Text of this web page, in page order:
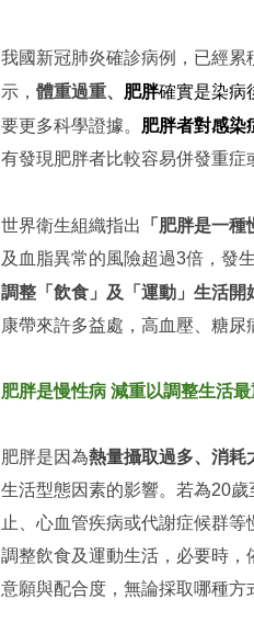
我國新冠肺炎確診病例，已經
示， 體重過重、 肥胖確實是染病
要更多科學證據。 肥胖者對感染
有發現肥胖者比較容易併發重症
世界衛生組織指出 「肥胖是一種
及血脂異常的風險超過3倍，發
調整「飲食」及「運動」生活開
康帶來許多益處，高血壓、糖
肥胖是慢性病 減重以調整生活最
肥胖是因為熱量攝取過多、消耗
生活型態因素的影響。若為20
止、心血管疾病或代謝症候群
調整飲食及運動生活，必要時
意願與配合度，無論採取哪種方